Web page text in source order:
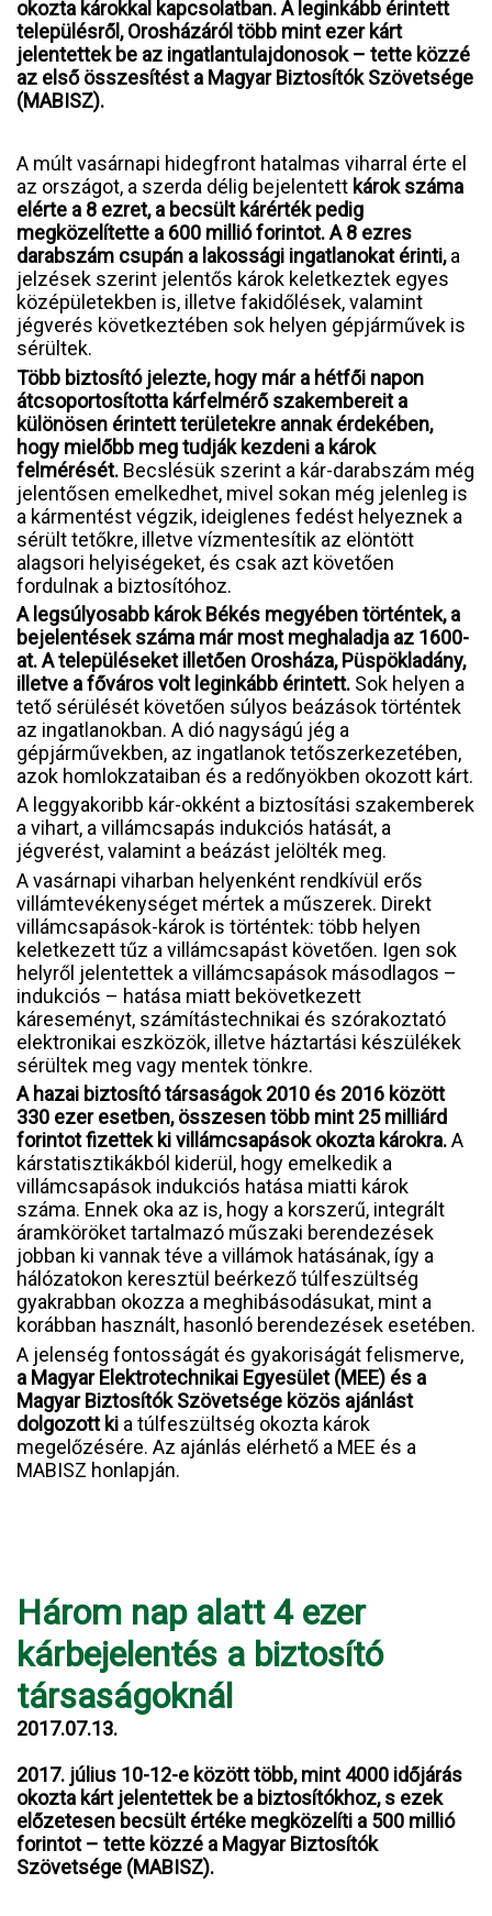
okozta károkkal kapcsolatban. A leginkább érintett
településről, Orosházáról több mint ezer kárt
jelentettek be az ingatlantulajdonosok – tette közzé
az első összesítést a Magyar Biztosítók Szövetsége
(MABISZ).
A múlt vasárnapi hidegfront hatalmas viharral érte el
az országot, a szerda délig bejelentett károk száma
elérte a 8 ezret, a becsült kárérték pedig
megközelítette a 600 millió forintot. A 8 ezres
darabszám csupán a lakossági ingatlanokat érinti,a
jelzések szerint jelentős károk keletkeztek egyes
középületekben is, illetve fakidőlések, valamint
jégverés következtében sok helyen gépjárművek is
sérültek.
Több biztosító jelezte, hogy már a hétfői napon
átcsoportosította kárfelmérő szakembereit a
különösen érintett területekre annak érdekében,
hogy mielőbb meg tudják kezdeni a károk
felmérését. Becslésük szerint a kár-darabszám még
jelentősen emelkedhet, mivel sokan még jelenleg is
a kármentést végzik, ideiglenes fedést helyeznek a
sérült tetőkre, illetve vízmentesítik az elöntött
alagsori helyiségeket, és csak azt követően
fordulnak a biztosítóhoz.
A legsúlyosabb károk Békés megyében történtek, a
bejelentések száma már most meghaladja az 1600-
at. A településeket illetően Orosháza, Püspökladány,
illetve a főváros volt leginkább érintett. Sok helyen a
tető sérülését követően súlyos beázások történtek
az ingatlanokban. A dió nagyságú jég a
gépjárművekben, az ingatlanok tetőszerkezetében,
azok homlokzataiban és a redőnyökben okozott kárt.
A leggyakoribb kár-okként a biztosítási szakemberek
a vihart, a villámcsapás indukciós hatását, a
jégverést, valamint a beázást jelölték meg.
A vasárnapi viharban helyenként rendkívül erős
villámtevékenységet mértek a műszerek. Direkt
villámcsapások-károk is történtek: több helyen
keletkezett tűz a villámcsapást követően. Igen sok
helyről jelentettek a villámcsapások másodlagos –
indukciós – hatása miatt bekövetkezett
káreseményt, számítástechnikai és szórakoztató
elektronikai eszközök, illetve háztartási készülékek
sérültek meg vagy mentek tönkre.
A hazai biztosító társaságok 2010 és 2016 között
330 ezer esetben, összesen több mint 25 milliárd
forintot fizettek ki villámcsapások okozta károkra.A
kárstatisztikákból kiderül, hogy emelkedik a
villámcsapások indukciós hatása miatti károk
száma. Ennek oka az is, hogy a korszerű, integrált
áramköröket tartalmazó műszaki berendezések
jobban ki vannak téve a villámok hatásának, így a
hálózatokon keresztül beérkező túlfeszültség
gyakrabban okozza a meghibásodásukat, mint a
korábban használt, hasonló berendezések esetében.
A jelenség fontosságát és gyakoriságát felismerve,
a Magyar Elektrotechnikai Egyesület (MEE) és a
Magyar Biztosítók Szövetsége közös ajánlást
dolgozott ki a túlfeszültség okozta károk
megelőzésére. Az ajánlás elérhető a MEE és a
MABISZ honlapján.
Három nap alatt 4 ezer
kárbejelentés a biztosító
társaságoknál
2017.07.13.
2017. július 10-12-e között több, mint 4000 időjárás
okozta kárt jelentettek be a biztosítókhoz, s ezek
előzetesen becsült értéke megközelíti a 500 millió
forintot – tette közzé a Magyar Biztosítók
Szövetsége (MABISZ).